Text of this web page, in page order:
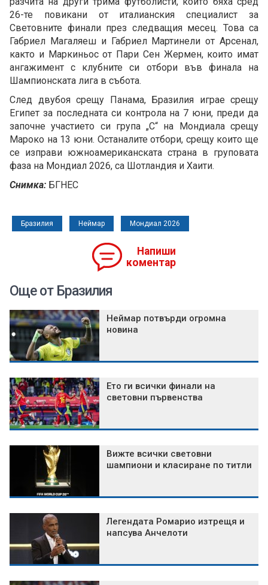
26-те повикани от италианския специалист за
Световните финали през следващия месец. Това са
Габриел Магаляеш и Габриел Мартинели от Арсенал,
както и Маркиньос от Пари Сен Жермен, които имат
ангажимент с клубните си отбори във финала на
Шампионската лига в събота.
След двубоя срещу Панама, Бразилия играе срещу
Египет за последната си контрола на 7 юни, преди да
започне участието си група „C“ на Мондиала срещу
Мароко на 13 юни. Останалите отбори, срещу които ще
се изправи южноамериканската страна в груповата
фаза на Мондиал 2026, са Шотландия и Хаити.
Снимка: БГНЕС
Бразилия Неймар Мондиал 2026
Напиши
коментар
Още от Бразилия
Неймар потвърди огромна
новина
Ето ги всички финали на
световни първенства
Вижте всички световни
шампиони и класиране по титли
Легендата Ромарио изтрещя и
напсува Анчелоти